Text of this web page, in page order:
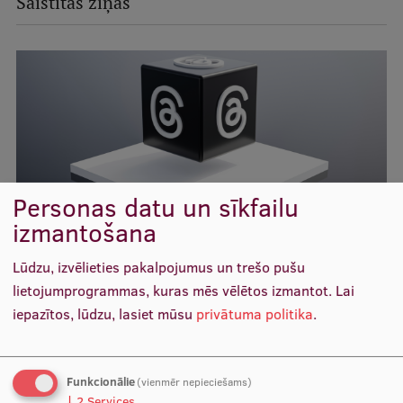
Ētikas un līdztiesības mācības
Atvērtā universitāte
Sagatavošanas kursi
Profesionālās pilnveides kursi
ESF kvalifikācijas celšanas kursi
Kvalifikācijas atbilstības pārbaude
Pētniecība
Zinātniskie institūti un laboratorijas
Kad un kā var palīdzēt Akadēmiskā šķīrējtiesa
Doktorantiem,Rezidentūra, Studentiem
RSU biznesa inkubatorā izstrādātā inovācija veicina
Personas datu un sīkfailu
izmantošana
Lūdzu, izvēlieties pakalpojumus un trešo pušu
lietojumprogrammas, kuras mēs vēlētos izmantot. Lai
iepazītos, lūdzu, lasiet mūsu privātuma politika.
Funkcionālie(vienmēr nepieciešams)